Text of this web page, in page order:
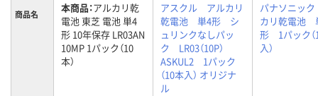
商品名 本商品：アルカリ乾
電池 東芝 電池 単4
形 10年保存 LR03AN
10MP 1パック（10
本）
アスクル アルカリ
乾電池 単4形 シ
ュリンクなしパッ
ク LR03（10P）
ASKUL2 1パック
（10本入） オリジナ
ル
パナソニッ
カリ乾電池
形 1パック（
入）